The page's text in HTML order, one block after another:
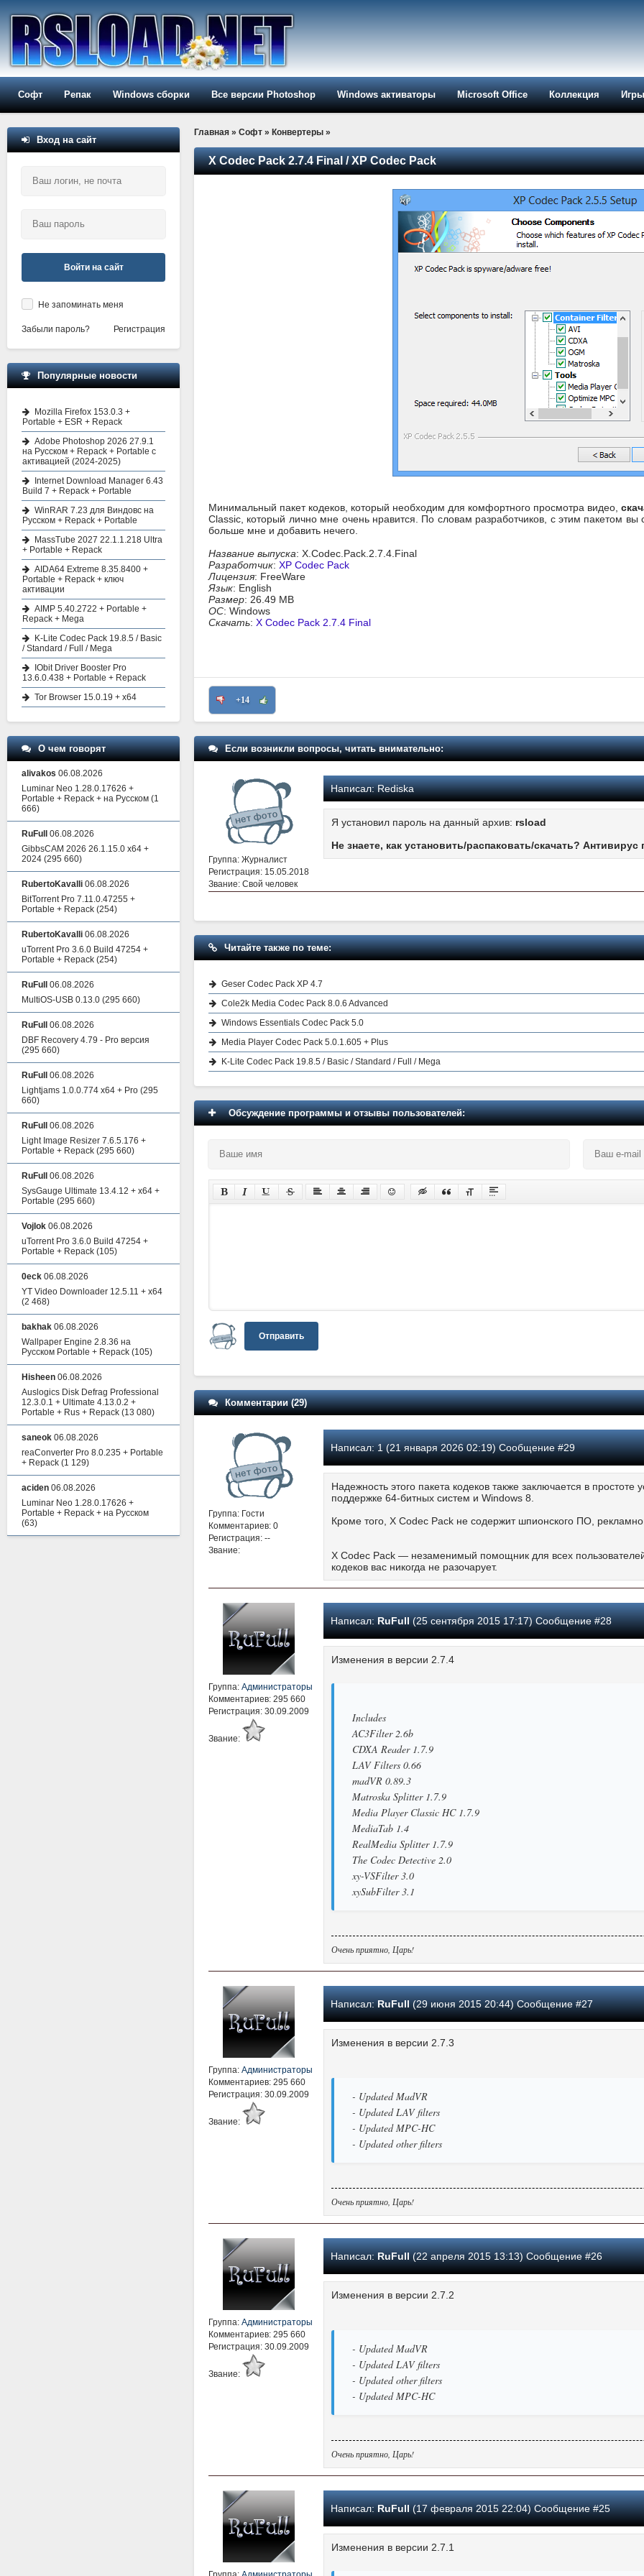
Софт Репак Windows сборки Все версии Photoshop Windows активаторы Microsoft Office Коллекция Игры
Главная » Софт » Конвертеры »
X Codec Pack 2.7.4 Final / XP Codec Pack
Минимальный пакет кодеков, который необходим для комфортного просмотра видео,
Classic, который лично мне очень нравится. По словам разработчиков, с этим пакетом
больше мне и добавить нечего.
Название выпуска: X.Codec.Pack.2.7.4.Final
Разработчик: XP Codec Pack
Лицензия: FreeWare
Язык: English
Размер: 26.49 MB
ОС: Windows
Скачать: X Codec Pack 2.7.4 Final
+14
Если возникли вопросы, читать внимательно:
Группа: Журналист
Регистрация: 15.05.2018
Звание: Свой человек
Написал:Rediska
Я установил пароль на данный архив: rsload
Не знаете, как установить/распаковать/скачать?
Читайте также по теме:
Geser Codec Pack XP 4.7
Cole2k Media Codec Pack 8.0.6 Advanced
Windows Essentials Codec Pack 5.0
Media Player Codec Pack 5.0.1.605 + Plus
K-Lite Codec Pack 19.8.5 / Basic / Standard / Full / Mega
Обсуждение программы и отзывы пользователей:
Отправить
Комментарии (29)
Группа: Гости
Комментариев: 0
Регистрация: --
Звание:
Написал:1 (21 января 2026 02:19) Сообщение #29
Надежность этого пакета кодеков также заключается в
поддержке 64-битных систем и Windows 8.
Кроме того, X Codec Pack не содержит шпионского ПО,
X Codec Pack — незаменимый помощник для всех
кодеков вас никогда не разочарует.
Группа: Администраторы
Комментариев: 295 660
Регистрация: 30.09.2009
Звание:
Написал: RuFull(25 сентября 2015 17:17) Сообщение #28
Изменения в версии 2.7.4
Includes
AC3Filter 2.6b
CDXA Reader 1.7.9
LAV Filters 0.66
madVR 0.89.3
Matroska Splitter 1.7.9
Media Player Classic HC 1.7.9
MediaTab 1.4
RealMedia Splitter 1.7.9
The Codec Detective 2.0
xy-VSFilter 3.0
xySubFilter 3.1
Очень приятно, Царь!
Группа: Администраторы
Комментариев: 295 660
Регистрация: 30.09.2009
Звание:
Написал: RuFull(29 июня 2015 20:44) Сообщение #27
Изменения в версии 2.7.3
- Updated MadVR
- Updated LAV filters
- Updated MPC-HC
- Updated other filters
Очень приятно, Царь!
Группа: Администраторы
Комментариев: 295 660
Регистрация: 30.09.2009
Звание:
Написал: RuFull(22 апреля 2015 13:13) Сообщение #26
Изменения в версии 2.7.2
- Updated MadVR
- Updated LAV filters
- Updated other filters
- Updated MPC-HC
Очень приятно, Царь!
Написал: RuFull(17 февраля 2015 22:04) Сообщение #25
Изменения в версии 2.7.1
Вход на сайт
Войти на сайт
Не запоминать меня
Забыли пароль? Регистрация
Популярные новости
Mozilla Firefox 153.0.3 +
Portable + ESR + Repack
Adobe Photoshop 2026 27.9.1
на Русском + Repack + Portable с
активацией (2024-2025)
Internet Download Manager 6.43
Build 7 + Repack + Portable
WinRAR 7.23 для Виндовс на
Русском + Repack + Portable
MassTube 2027 22.1.1.218 Ultra
+ Portable + Repack
AIDA64 Extreme 8.35.8400 +
Portable + Repack + ключ
активации
AIMP 5.40.2722 + Portable +
Repack + Mega
K-Lite Codec Pack 19.8.5 / Basic
/ Standard / Full / Mega
IObit Driver Booster Pro
13.6.0.438 + Portable + Repack
Tor Browser 15.0.19 + x64
О чем говорят
alivakos 06.08.2026
Luminar Neo 1.28.0.17626 +
Portable + Repack + на Русском (1
666)
RuFull
06.08.2026
GibbsCAM 2026 26.1.15.0 x64 +
2024 (295 660)
RubertoKavalli 06.08.2026
BitTorrent Pro 7.11.0.47255 +
Portable + Repack (254)
RubertoKavalli 06.08.2026
uTorrent Pro 3.6.0 Build 47254 +
Portable + Repack (254)
RuFull
06.08.2026
MultiOS-USB 0.13.0 (295 660)
RuFull
06.08.2026
DBF Recovery 4.79 - Pro версия
(295 660)
RuFull
06.08.2026
Lightjams 1.0.0.774 x64 + Pro (295
660)
RuFull
06.08.2026
Light Image Resizer 7.6.5.176 +
Portable + Repack (295 660)
RuFull
06.08.2026
SysGauge Ultimate 13.4.12 + x64 +
Portable (295 660)
Vojlok 06.08.2026
uTorrent Pro 3.6.0 Build 47254 +
Portable + Repack (105)
0eck 06.08.2026
YT Video Downloader 12.5.11 + x64
(2 468)
bakhak 06.08.2026
Wallpaper Engine 2.8.36 на
Русском Portable + Repack (105)
Hisheen 06.08.2026
Auslogics Disk Defrag Professional
12.3.0.1 + Ultimate 4.13.0.2 +
Portable + Rus + Repack (13 080)
saneok 06.08.2026
reaConverter Pro 8.0.235 + Portable
+ Repack (1 129)
aciden 06.08.2026
Luminar Neo 1.28.0.17626 +
Portable + Repack + на Русском
(63)